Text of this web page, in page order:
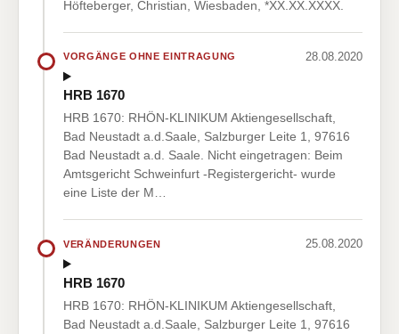
Höfteberger, Christian, Wiesbaden, *XX.XX.XXXX.
VORGÄNGE OHNE EINTRAGUNG 28.08.2020
HRB 1670
HRB 1670: RHÖN-KLINIKUM Aktiengesellschaft,
Bad Neustadt a.d.Saale, Salzburger Leite 1, 97616
Bad Neustadt a.d. Saale. Nicht eingetragen: Beim
Amtsgericht Schweinfurt -Registergericht- wurde
eine Liste der M…
VERÄNDERUNGEN 25.08.2020
HRB 1670
HRB 1670: RHÖN-KLINIKUM Aktiengesellschaft,
Bad Neustadt a.d.Saale, Salzburger Leite 1, 97616